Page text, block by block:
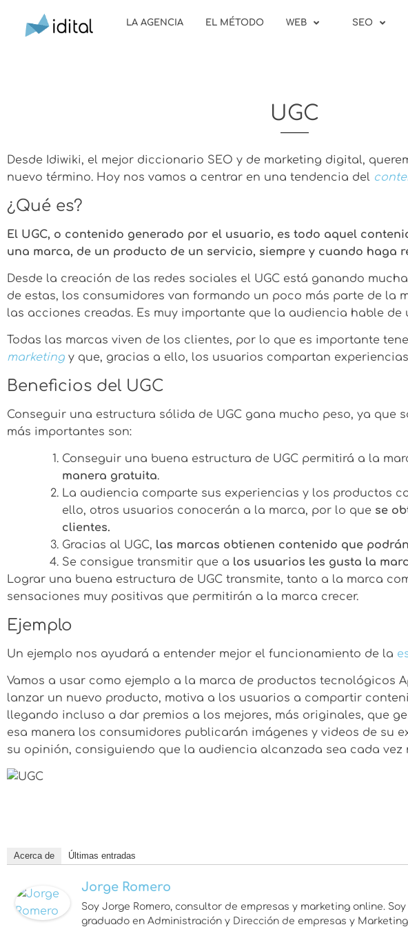
LA AGENCIA EL MÉTODO WEB SEO
UGC
Desde Idiwiki, el mejor diccionario SEO y de marketing digital,
nuevo término. Hoy nos vamos a centrar en una tendencia del
¿Qué es?
El UGC, o contenido generado por el usuario, es todo aquel
una marca, de un producto de un servicio, siempre y cuando haga
Desde la creación de las redes sociales el UGC está ganando
de estas, los consumidores van formando un poco más parte de la
las acciones creadas. Es muy importante que la audiencia hable de
Todas las marcas viven de los clientes, por lo que es importante
marketing y que, gracias a ello, los usuarios compartan
Beneficios del UGC
Conseguir una estructura sólida de UGC gana mucho peso, ya que
más importantes son:
Conseguir una buena estructura de UGC permitirá a la
manera gratuita.
La audiencia comparte sus experiencias y los productos
ello, otros usuarios conocerán a la marca, por lo que se
clientes.
Gracias al UGC, las marcas obtienen contenido que
Se consigue transmitir que a los usuarios les gusta la
Lograr una buena estructura de UGC transmite, tanto a la marca
sensaciones muy positivas que permitirán a la marca crecer.
Ejemplo
Un ejemplo nos ayudará a entender mejor el funcionamiento de la
Vamos a usar como ejemplo a la marca de productos tecnológicos
lanzar un nuevo producto, motiva a los usuarios a compartir
llegando incluso a dar premios a los mejores, más originales, que
esa manera los consumidores publicarán imágenes y videos de su
su opinión, consiguiendo que la audiencia alcanzada sea cada vez
Acerca de Últimas entradas
Jorge Romero
Soy Jorge Romero, consultor de empresas y marketing online.
graduado en Administración y Dirección de empresas y